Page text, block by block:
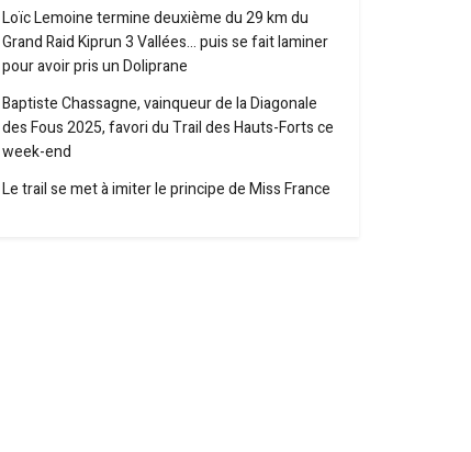
Loïc Lemoine termine deuxième du 29 km du
Grand Raid Kiprun 3 Vallées… puis se fait laminer
pour avoir pris un Doliprane
Baptiste Chassagne, vainqueur de la Diagonale
des Fous 2025, favori du Trail des Hauts-Forts ce
week-end
Le trail se met à imiter le principe de Miss France